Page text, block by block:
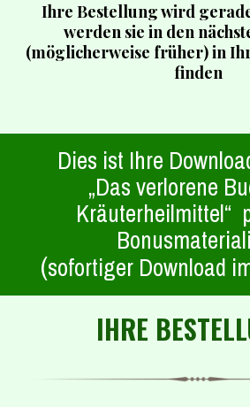
Ihre Bestellung wird
werden sie in den
(möglicherweise früher) in
finden
Dies ist Ihre
„Das verlorene
Kräuterheilmittel“
(sofortiger Download
IHRE